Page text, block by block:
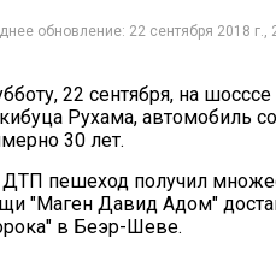
обновление: 22 сентября 2018 г.,
22 сентября, на
Рухама, автомобиль
30 лет.
ДТП пешеход получил
"Маген Давид Адом"
в Беэр-Шеве.